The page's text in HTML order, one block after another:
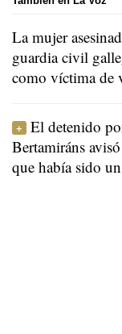
La mujer
guardia civil
como víctima de
El detenido
Bertamiráns
que había sido